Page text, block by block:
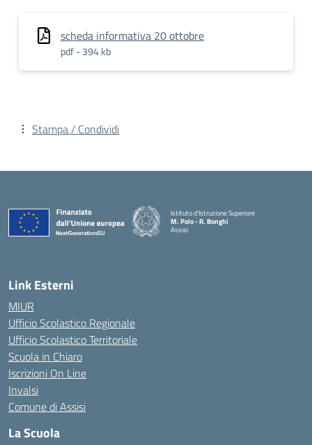
scheda informativa 20 ottobre
pdf - 394 kb
Stampa / Condividi
Istituto d'Istruzione Superiore
M. Polo - R. Bonghi
Assisi
Link Esterni
MIUR
Ufficio Scolastico Regionale
Ufficio Scolastico Territoriale
Scuola in Chiaro
Iscrizioni On Line
Invalsi
Comune di Assisi
La Scuola